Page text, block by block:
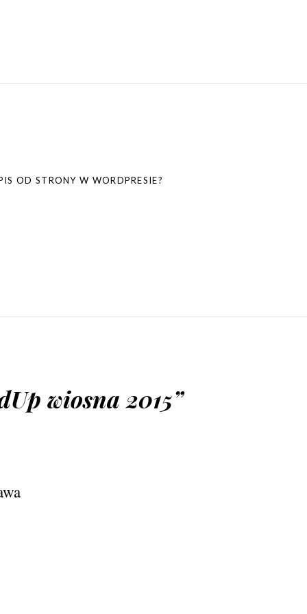
OD STRONY W WORDPRESIE?
wiosna 2015”